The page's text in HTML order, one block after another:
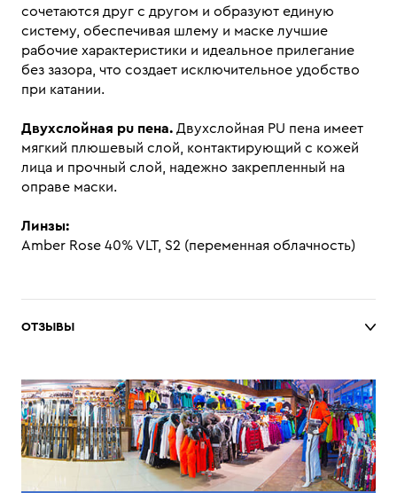
сочетаются друг с другом и образуют единую
систему, обеспечивая шлему и маске лучшие
рабочие характеристики и идеальное прилегание
без зазора, что создает исключительное удобство
при катании.
Двухслойная pu пена. Двухслойная PU пена имеет
мягкий плюшевый слой, контактирующий с кожей
лица и прочный слой, надежно закрепленный на
оправе маски.
Линзы:
Amber Rose 40% VLT, S2 (переменная облачность)
ОТЗЫВЫ